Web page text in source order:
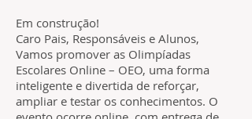
Em construção!
Caro Pais, Responsáveis e Alunos,
Vamos promover as Olimpíadas
Escolares Online – OEO, uma forma
inteligente e divertida de reforçar,
ampliar e testar os conhecimentos. O